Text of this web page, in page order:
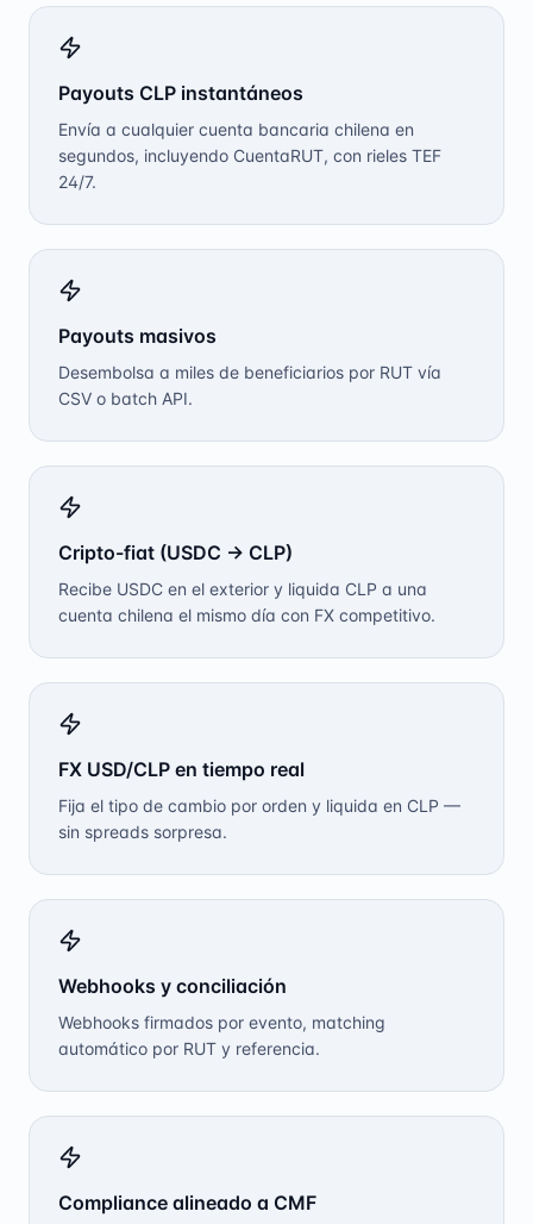
Payouts CLP instantáneos
Envía a cualquier cuenta bancaria chilena en
segundos, incluyendo CuentaRUT, con rieles TEF
24/7.
Payouts masivos
Desembolsa a miles de beneficiarios por RUT vía
CSV o batch API.
Cripto-fiat (USDC → CLP)
Recibe USDC en el exterior y liquida CLP a una
cuenta chilena el mismo día con FX competitivo.
FX USD/CLP en tiempo real
Fija el tipo de cambio por orden y liquida en CLP —
sin spreads sorpresa.
Webhooks y conciliación
Webhooks firmados por evento, matching
automático por RUT y referencia.
Compliance alineado a CMF